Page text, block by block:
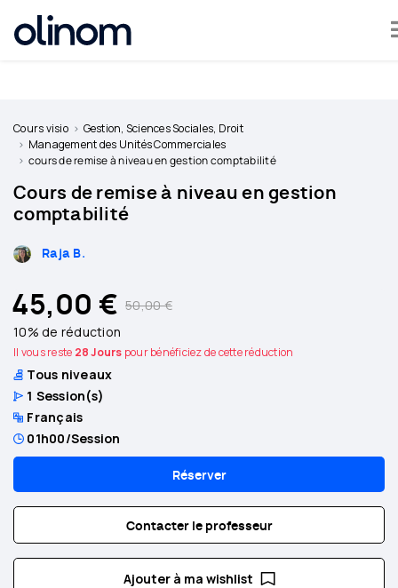
professeur
connecter
Cours visio
Gestion, Sciences Sociales, Droit
Management des Unités Commerciales
cours de remise à niveau en gestion comptabilité
Cours de remise à niveau en gestion
comptabilité
Raja B.
45,00 € 50,00 €
10% de réduction
Il vous reste 28 Jours pour bénéficiez de cette réduction
Tous niveaux
1 Session(s)
Français
01h00/Session
Réserver
Contacter le professeur
Ajouter à ma wishlist
Olinom™ respecte votre vie privée